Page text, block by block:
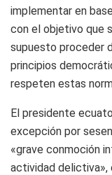
implementar en
con el objetivo que
supuesto proceder
principios
respeten estas
El presidente
excepción por
«grave conmoción
actividad delictiva»,